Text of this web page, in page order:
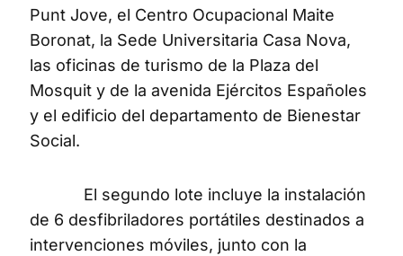
Punt Jove, el Centro Ocupacional Maite
Boronat, la Sede Universitaria Casa Nova,
las oficinas de turismo de la Plaza del
Mosquit y de la avenida Ejércitos Españoles
y el edificio del departamento de Bienestar
Social.
El segundo lote incluye la instalación
de 6 desfibriladores portátiles destinados a
intervenciones móviles, junto con la